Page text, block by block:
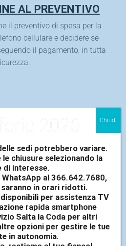
AL PREVENTIVO
il preventivo di spesa per la
cellulare e decidere se
il pagamento, in tutta
sedi potrebbero variare.
chiusure selezionando la
di interesse.
al 366.642.7680,
in orari ridotti.
per assistenza TV
rapida smartphone
Salta la Coda per altri
opzioni per gestire le tue
in autonomia.
Chiudi